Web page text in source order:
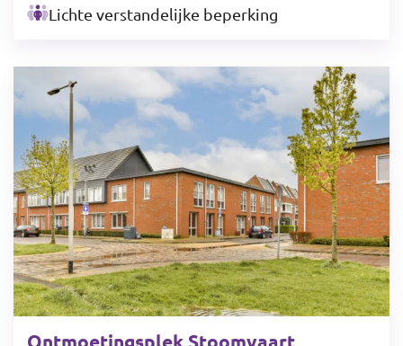
Lichte verstandelijke beperking